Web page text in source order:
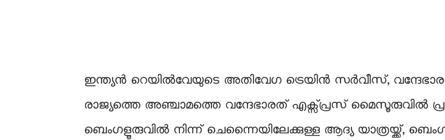
ഇന്ത്യൻ റെയിൽവേയുടെ അതിവേഗ ട്രെയിൻ സര്‍വീസ്,
രാജ്യത്തെ അഞ്ചാമത്തെ വന്ദേഭാരത് എക്സ്‍പ്രസ് മൈസൂരുവിൽ
ബെംഗളൂരുവിൽ നിന്ന് ചെന്നൈയിലേക്കുള്ള ആദ്യ യാത്രയ്ക്ക്,